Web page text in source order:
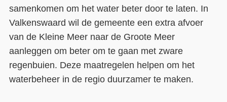
samenkomen om het water beter door te laten. In
Valkenswaard wil de gemeente een extra afvoer
van de Kleine Meer naar de Groote Meer
aanleggen om beter om te gaan met zware
regenbuien. Deze maatregelen helpen om het
waterbeheer in de regio duurzamer te maken.